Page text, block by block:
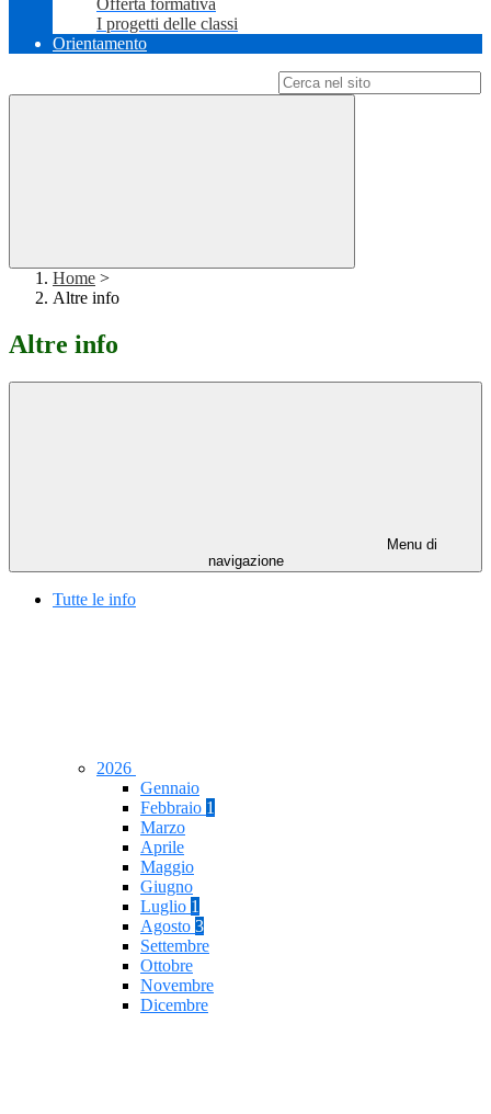
Offerta formativa
I progetti delle classi
Orientamento
Home >
Altre info
Altre info
Menu di
navigazione
Tutte le info
2026
Gennaio
Febbraio 1
Marzo
Aprile
Maggio
Giugno
Luglio 1
Agosto 3
Settembre
Ottobre
Novembre
Dicembre